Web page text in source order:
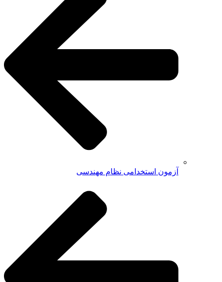
آزمون استخدامی نظام مهندسی